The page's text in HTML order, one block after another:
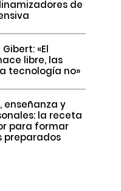
de
«El
libre, las
tecnología no»
enseñanza y
la receta
para formar
preparados